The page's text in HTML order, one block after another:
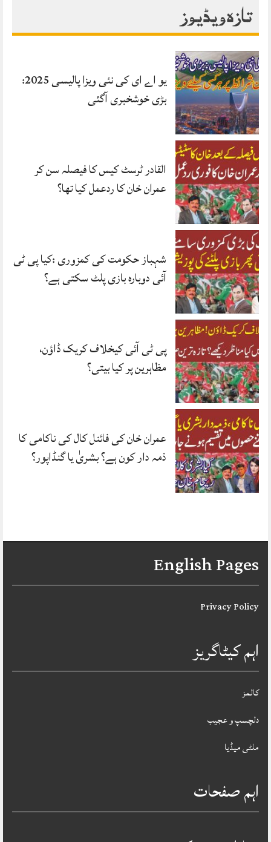
تازہ ویڈیوز
یو اے ای کی نئی ویزا پالیسی 2025:
بڑی خوشخبری آگئی
القادر ٹرسٹ کیس کا فیصلہ سن کر
عمران خان کا ردعمل کیا تھا؟
شہباز حکومت کی کمزوری :کیا پی ٹی
آئی دوبارہ بازی پلٹ سکتی ہے؟
پی ٹی آئی کیخلاف کریک ڈاؤن،
مظاہرین پر کیا بیتی؟
عمران خان کی فائنل کال کی ناکامی کا
ذمہ دار کون ہے؟ بشریٰ یا گنڈاپور؟
English Pages
Privacy Policy
اہم کیٹاگریز
کالمز
دلچسپ و عجیب
ملٹی میڈیا
اہم صفحات